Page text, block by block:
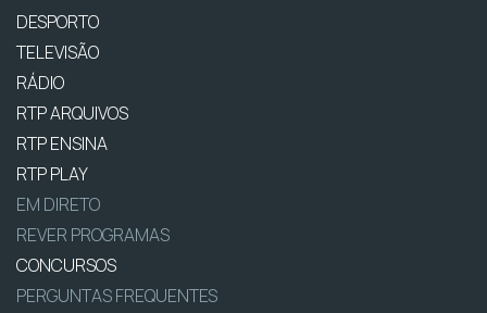
DESPORTO
TELEVISÃO
RÁDIO
RTP ARQUIVOS
RTP ENSINA
RTP PLAY
EM DIRETO
REVER PROGRAMAS
CONCURSOS
PERGUNTAS FREQUENTES